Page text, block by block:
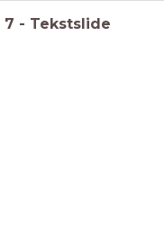
7 - Tekstslide